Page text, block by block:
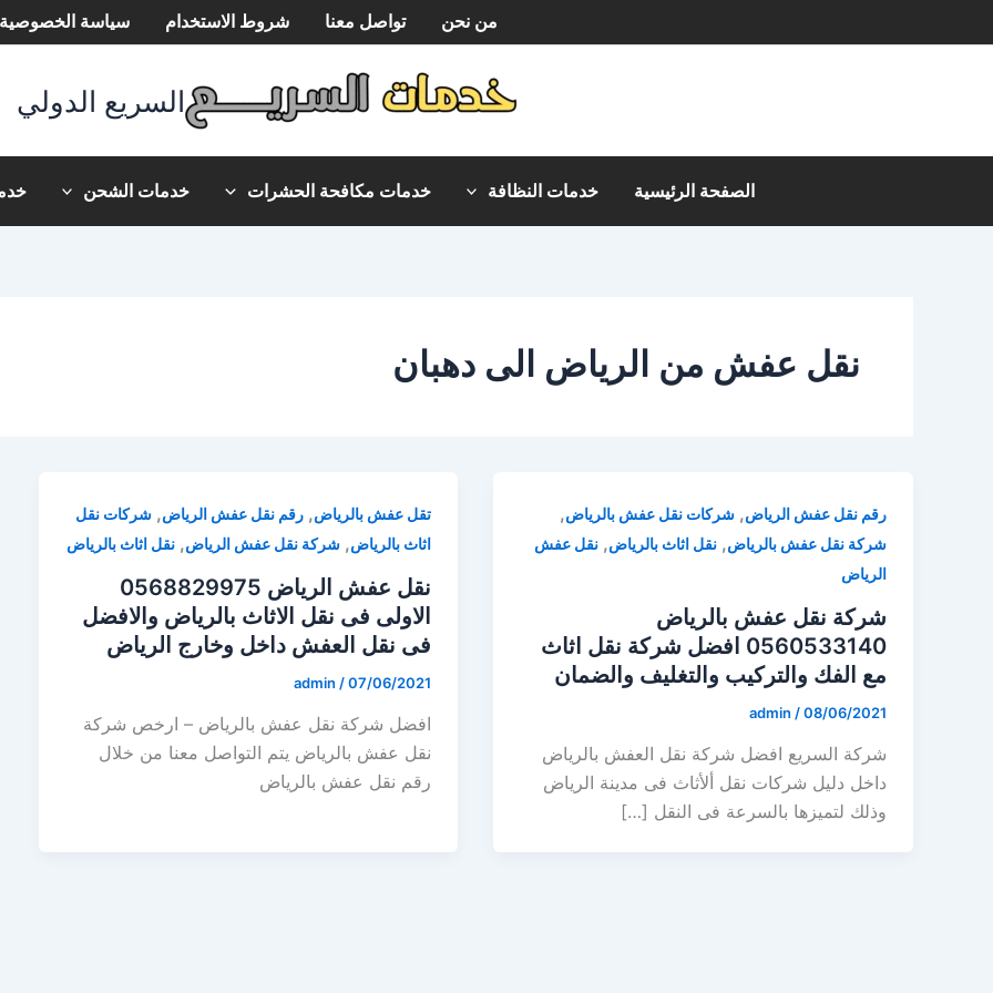
إلى
من نحن تواصل معنا شروط الاستخدام سياسة الخصوصية
السريع الدولي
الصفحة الرئيسية خدمات النظافة خدمات مكافحة الحشرات خدمات الشحن
نقل عفش من الرياض الى دهبان
رقم نقل عفش الرياض, شركات نقل عفش بالرياض,
شركة نقل عفش بالرياض, نقل اثاث بالرياض, نقل عفش
الرياض
شركة نقل عفش بالرياض
0560533140 افضل شركة نقل اثاث
مع الفك والتركيب والتغليف والضمان
admin /08/06/2021
شركة السريع افضل شركة نقل العفش بالرياض
داخل دليل شركات نقل ألأثاث فى مدينة الرياض
وذلك لتميزها بالسرعة فى النقل […]
تقل عفش بالرياض, رقم نقل عفش الرياض, شركات نقل
اثاث بالرياض, شركة نقل عفش الرياض, نقل اثاث بالرياض
نقل عفش الرياض 0568829975
الاولى فى نقل الاثاث بالرياض والافضل
فى نقل العفش داخل وخارج الرياض
admin /07/06/2021
افضل شركة نقل عفش بالرياض – ارخص شركة
نقل عفش بالرياض يتم التواصل معنا من خلال
رقم نقل عفش بالرياض